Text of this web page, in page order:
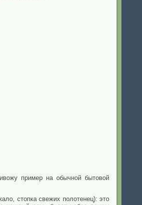
пример на обычной бытовой
стопка свежих полотенец): это